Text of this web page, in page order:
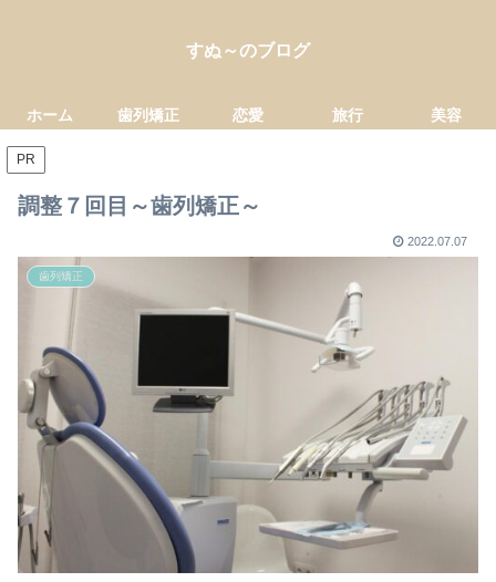
すぬ～のブログ
ホーム 歯列矯正 恋愛 旅行 美容
PR
調整７回目～歯列矯正～
2022.07.07
歯列矯正